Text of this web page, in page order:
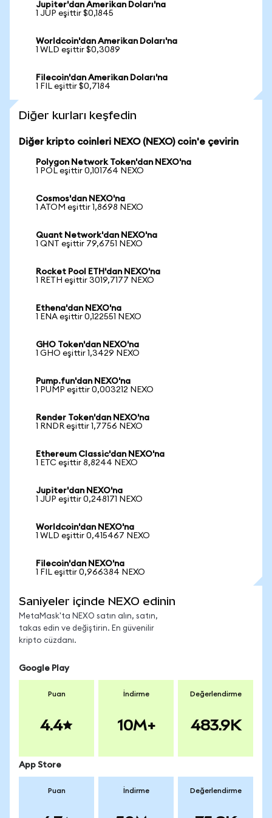
Jupiter'dan Amerikan Doları'na
1 JUP eşittir $0,1845
Worldcoin'dan Amerikan Doları'na
1 WLD eşittir $0,3089
Filecoin'dan Amerikan Doları'na
1 FIL eşittir $0,7184
Diğer kurları keşfedin
Diğer kripto coinleri NEXO (NEXO) coin'e çevirin
Polygon Network Token'dan NEXO'na
1 POL eşittir 0,101764 NEXO
Cosmos'dan NEXO'na
1 ATOM eşittir 1,8698 NEXO
Quant Network'dan NEXO'na
1 QNT eşittir 79,6751 NEXO
Rocket Pool ETH'dan NEXO'na
1 RETH eşittir 3019,7177 NEXO
Ethena'dan NEXO'na
1 ENA eşittir 0,122551 NEXO
GHO Token'dan NEXO'na
1 GHO eşittir 1,3429 NEXO
Pump.fun'dan NEXO'na
1 PUMP eşittir 0,003212 NEXO
Render Token'dan NEXO'na
1 RNDR eşittir 1,7756 NEXO
Ethereum Classic'dan NEXO'na
1 ETC eşittir 8,8244 NEXO
Jupiter'dan NEXO'na
1 JUP eşittir 0,248171 NEXO
Worldcoin'dan NEXO'na
1 WLD eşittir 0,415467 NEXO
Filecoin'dan NEXO'na
1 FIL eşittir 0,966384 NEXO
Saniyeler içinde NEXO edinin
MetaMask'ta NEXO satın alın, satın,
takas edin ve değiştirin. En güvenilir
kripto cüzdanı.
Google Play
Puan
4.4
İndirme
10M+
Değerlendirme
483.9K
App Store
Puan İndirme Değerlendirme